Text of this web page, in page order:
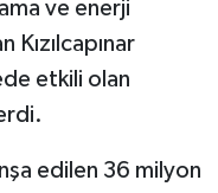
ve enerji
Kızılcapınar
etkili olan
edilen 36 milyon